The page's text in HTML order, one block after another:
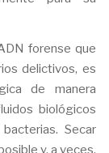
forense que
delictivos, es
de manera
biológicos
Secar
y, a veces,